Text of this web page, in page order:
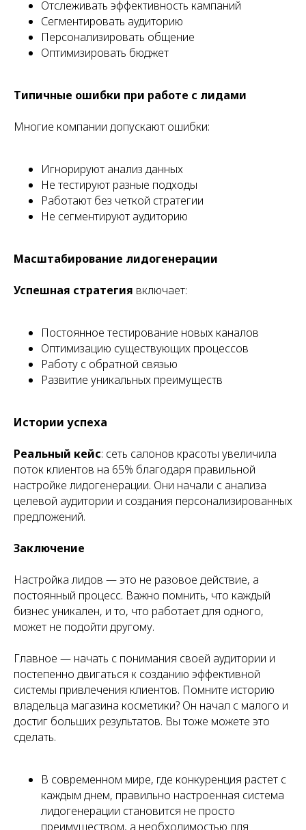
Отслеживать эффективность кампаний
Сегментировать аудиторию
Персонализировать общение
Оптимизировать бюджет
Типичные ошибки при работе с лидами
Многие компании допускают ошибки:
Игнорируют анализ данных
Не тестируют разные подходы
Работают без четкой стратегии
Не сегментируют аудиторию
Масштабирование лидогенерации
Успешная стратегия включает:
Постоянное тестирование новых каналов
Оптимизацию существующих процессов
Работу с обратной связью
Развитие уникальных преимуществ
Истории успеха
Реальный кейс: сеть салонов красоты увеличила
поток клиентов на 65% благодаря правильной
настройке лидогенерации. Они начали с анализа
целевой аудитории и создания персонализированных
предложений.
Заключение
Настройка лидов — это не разовое действие, а
постоянный процесс. Важно помнить, что каждый
бизнес уникален, и то, что работает для одного,
может не подойти другому.
Главное — начать с понимания своей аудитории и
постепенно двигаться к созданию эффективной
системы привлечения клиентов. Помните историю
владельца магазина косметики? Он начал с малого и
достиг больших результатов. Вы тоже можете это
сделать.
В современном мире, где конкуренция растет с
каждым днем, правильно настроенная система
лидогенерации становится не просто
преимуществом, а необходимостью для